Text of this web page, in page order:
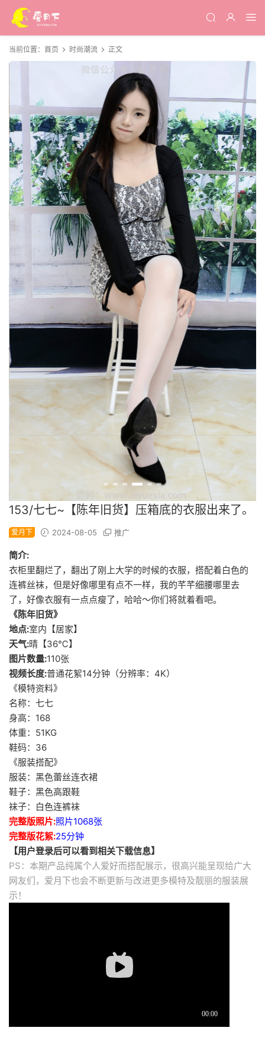
当前位置： 首页 时尚潮流 正文
153/七七~【陈年旧货】压箱底的衣服出来了。
爱月下 2024-08-05 推广
简介:
衣柜里翻烂了，翻出了刚上大学的时候的衣服，搭配着白色的
连裤丝袜，但是好像哪里有点不一样，我的芊芊细腰哪里去
了，好像衣服有一点点瘦了，哈哈～你们将就着看吧。
《陈年旧货》
地点:室内【居家】
天气:晴【36℃】
图片数量:110张
视频长度:普通花絮14分钟（分辨率：4K）
《模特资料》
名称：七七
身高：168
体重：51KG
鞋码：36
《服装搭配》
服装：黑色蕾丝连衣裙
鞋子：黑色高跟鞋
袜子：白色连裤袜
完整版照片:照片1068张
完整版花絮:25分钟
【用户登录后可以看到相关下载信息】
PS：本期产品纯属个人爱好而搭配展示，很高兴能呈现给广大
网友们，爱月下也会不断更新与改进更多模特及靓丽的服装展
示！